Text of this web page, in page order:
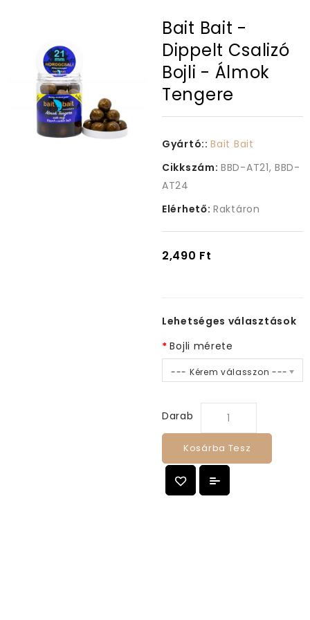
Bait Bait -
Dippelt Csalizó
Bojli - Álmok
Tengere
Gyártó::Bait Bait
Cikkszám: BBD-AT21, BBD-
AT24
Elérhető: Raktáron
2,490 Ft
Lehetséges választások
Bojli mérete
--- Kérem válasszon ---
Darab
Kosárba Tesz